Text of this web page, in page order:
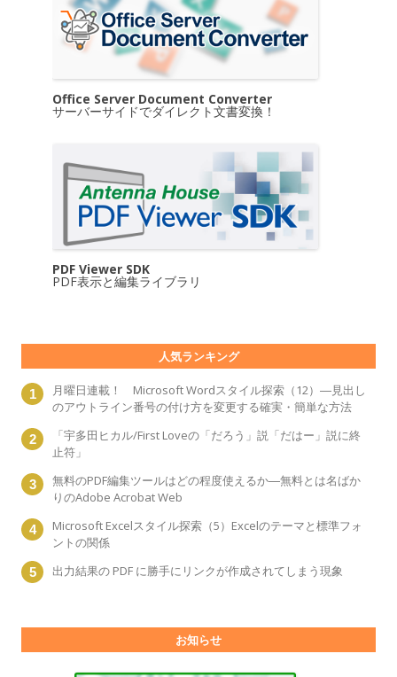
Office Server Document Converter
サーバーサイドでダイレクト文書変換！
PDF Viewer SDK
PDF表示と編集ライブラリ
人気ランキング
月曜日連載！ Microsoft Wordスタイル探索（12）―見出し
のアウトライン番号の付け方を変更する確実・簡単な方法
「宇多田ヒカル/First Loveの「だろう」説「だはー」説に終
止符」
無料のPDF編集ツールはどの程度使えるか―無料とは名ばか
りのAdobe Acrobat Web
Microsoft Excelスタイル探索（5）Excelのテーマと標準フォ
ントの関係
出力結果の PDF に勝手にリンクが作成されてしまう現象
お知らせ